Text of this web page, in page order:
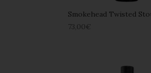
Smokehead Twisted
73,00€